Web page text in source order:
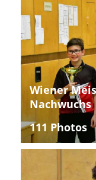
Wiener
Nachwuchs
111 Photos